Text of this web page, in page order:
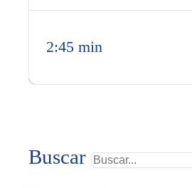
2:45 min
Buscar